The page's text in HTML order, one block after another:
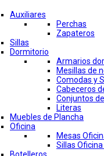
Auxiliares
Perchas
Zapateros
Sillas
Dormitorio
Armarios
Mesillas de
Comodas y
Cabeceros
Conjuntos
Literas
Muebles de Plancha
Oficina
Mesas
Sillas